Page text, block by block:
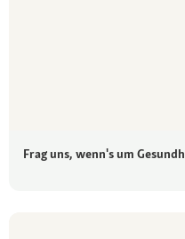
Frag uns, wenn's um